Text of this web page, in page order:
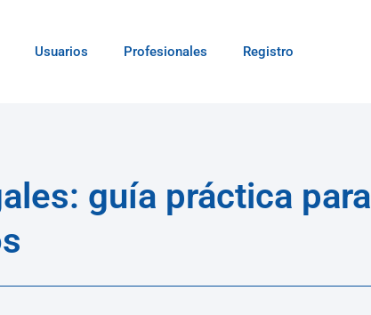
Usuarios Profesionales Registro
guía práctica para